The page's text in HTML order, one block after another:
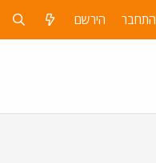
התחבר הירשם